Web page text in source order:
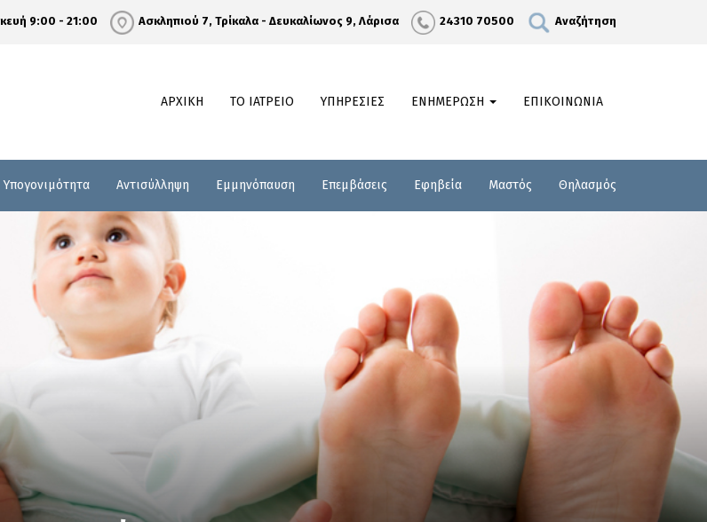
9:00 - 21:00 Ασκληπιού 7, Τρίκαλα - Δευκαλίωνος 9, Λάρισα 24310 70500 Αναζήτηση
ΑΡΧΙΚΗ ΤΟ ΙΑΤΡΕΙΟ ΥΠΗΡΕΣΙΕΣ ΕΝΗΜΕΡΩΣΗ ΕΠΙΚΟΙΝΩΝΙΑ
Υπογονιμότητα Αντισύλληψη Εμμηνόπαυση Επεμβάσεις Εφηβεία Μαστός Θηλασμός